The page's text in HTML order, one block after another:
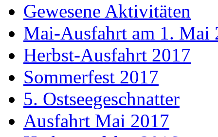
Gewesene Aktivitäten
Mai-Ausfahrt am 1. Mai
Herbst-Ausfahrt 2017
Sommerfest 2017
5. Ostseegeschnatter
Ausfahrt Mai 2017